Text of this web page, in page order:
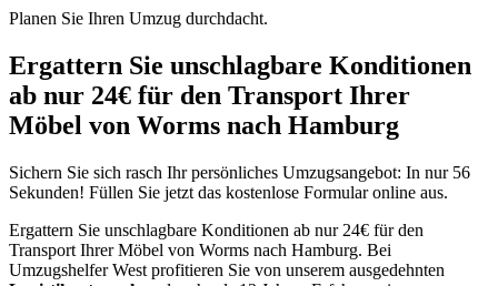
Planen Sie Ihren Umzug durchdacht.
Ergattern Sie unschlagbare Konditionen
ab nur 24€ für den Transport Ihrer
Möbel von Worms nach Hamburg
Sichern Sie sich rasch Ihr persönliches Umzugsangebot: In nur 56
Sekunden! Füllen Sie jetzt das kostenlose Formular online aus.
Ergattern Sie unschlagbare Konditionen ab nur 24€ für den
Transport Ihrer Möbel von Worms nach Hamburg. Bei
Umzugshelfer West profitieren Sie von unserem ausgedehnten